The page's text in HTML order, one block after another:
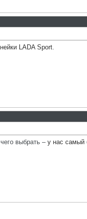
LADA Sport.
выбрать – у нас самый